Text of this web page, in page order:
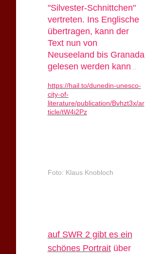
"Silvester-Schnittchen"
vertreten. Ins Englische
übertragen, kann der
Text nun von
Neuseeland bis Granada
gelesen werden kann
https://hail.to/dunedin-unesco-
city-of-
literature/publication/Bvhzt3x/ar
ticle/tW4i2Pz
Foto: Klaus Knobloch
auf SWR 2 gibt es ein
schönes Portrait über